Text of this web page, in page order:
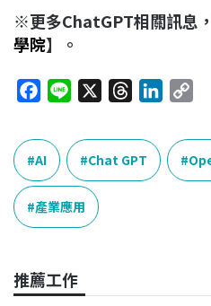
※更多ChatGPT相關訊息
學院】。
c
e
b
o
o
n
r
e
a
k
p
y
L
AI Chat GPT
產業應用
推薦工作